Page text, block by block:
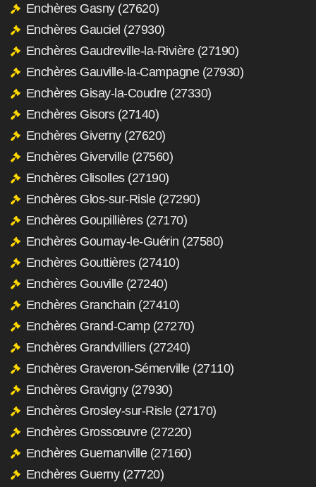
Enchères Gasny (27620)
Enchères Gauciel (27930)
Enchères Gaudreville-la-Rivière (27190)
Enchères Gauville-la-Campagne (27930)
Enchères Gisay-la-Coudre (27330)
Enchères Gisors (27140)
Enchères Giverny (27620)
Enchères Giverville (27560)
Enchères Glisolles (27190)
Enchères Glos-sur-Risle (27290)
Enchères Goupillières (27170)
Enchères Gournay-le-Guérin (27580)
Enchères Gouttières (27410)
Enchères Gouville (27240)
Enchères Granchain (27410)
Enchères Grand-Camp (27270)
Enchères Grandvilliers (27240)
Enchères Graveron-Sémerville (27110)
Enchères Gravigny (27930)
Enchères Grosley-sur-Risle (27170)
Enchères Grossœuvre (27220)
Enchères Guernanville (27160)
Enchères Guerny (27720)